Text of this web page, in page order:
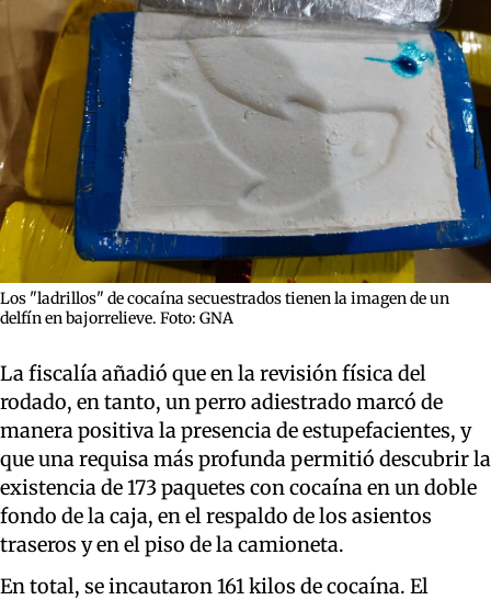
Los "ladrillos" de cocaína secuestrados tienen la imagen de un
delfín en bajorrelieve. Foto: GNA
La fiscalía añadió que en la revisión física del
rodado, en tanto, un perro adiestrado marcó de
manera positiva la presencia de estupefacientes, y
que una requisa más profunda permitió descubrir la
existencia de 173 paquetes con cocaína en un doble
fondo de la caja, en el respaldo de los asientos
traseros y en el piso de la camioneta.
En total, se incautaron 161 kilos de cocaína. El